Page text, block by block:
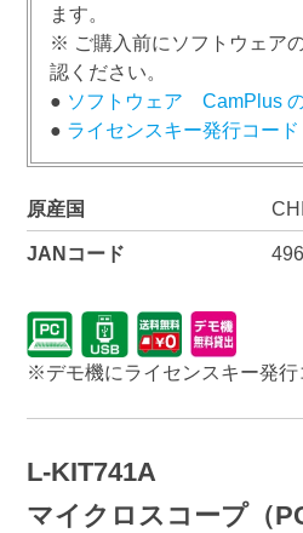
ます。
※ ご購入前にソフトウェア
認ください。
● ソフトウェア CamPlus
● ライセンスキー発行コー
原産国
JANコード
※デモ機にライセンスキー発行
L-KIT741A
マイクロスコープ（